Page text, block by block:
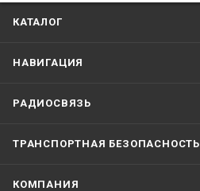
КАТАЛОГ
НАВИГАЦИЯ
РАДИОСВЯЗЬ
ТРАНСПОРТНАЯ БЕЗОПАСНОСТЬ
КОМПАНИЯ